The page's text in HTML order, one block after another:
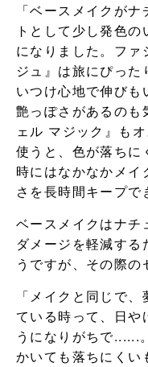
「ベースメイクが
トとして少し発色
になりました。フ
ジュ』は旅にぴっ
いつけ心地で伸びも
艶っぽさがあるのも
ェル マジック』も
使うと、色が落ちに
時にはなかなかメイ
さを長時間キープで
ベースメイクはナチ
ダメージを軽減す
うですが、その際の
「メイクと同じで
ている時って、日や
うになりがちで......
かいても落ちにくい